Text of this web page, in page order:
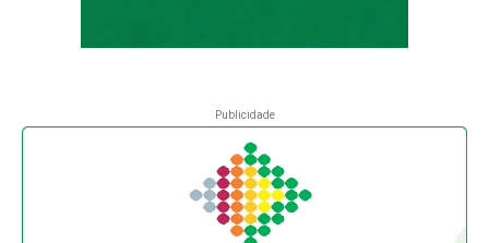
Publicidade